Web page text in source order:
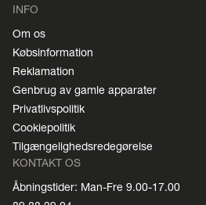
INFO
Om os
Købsinformation
Reklamation
Genbrug av gamle apparater
Privatlivspolitik
Cookiepolitik
Tilgængelighedsredegørelse
KONTAKT OS
Åbningstider: Man-Fre 9.00-17.00